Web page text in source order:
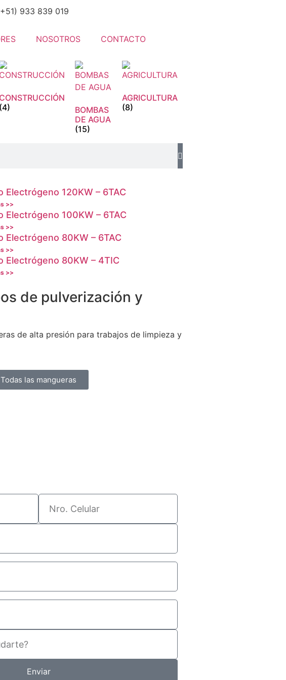
933 839 019
NOSOTROS CONTACTO
CONSTRUCCIÓN
(4)
BOMBAS
DE AGUA
(15)
AGRICULTURA
(8)
Electrógeno 120KW – 6TAC
>>
Electrógeno 100KW – 6TAC
>>
Electrógeno 80KW – 6TAC
>>
Electrógeno 80KW – 4TIC
>>
de pulverización y
de alta presión para trabajos de limpieza y
Todas las mangueras
Enviar